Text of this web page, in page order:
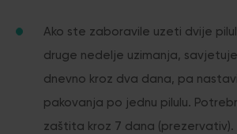
Ako ste zaboravile uzeti dvije
druge nedelje uzimanja,
dnevno kroz dva dana, pa
pakovanja po jednu pilulu.
zaštita kroz 7 dana (prezervativ).